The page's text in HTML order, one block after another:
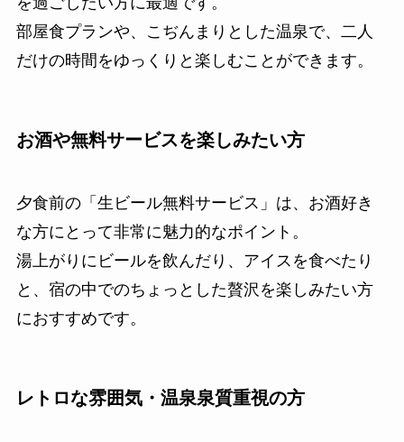
部屋食プランや、こぢんまりとした温泉で、二人
だけの時間をゆっくりと楽しむことができます。
お酒や無料サービスを楽しみたい方
夕食前の「生ビール無料サービス」は、お酒好き
な方にとって非常に魅力的なポイント。
湯上がりにビールを飲んだり、アイスを食べたり
と、宿の中でのちょっとした贅沢を楽しみたい方
におすすめです。
レトロな雰囲気・温泉泉質重視の方